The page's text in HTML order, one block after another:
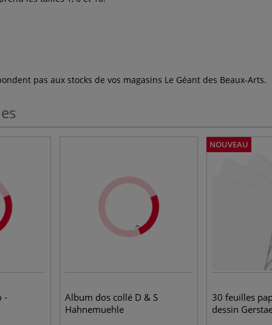
pas aux stocks de vos magasins Le Géant des Beaux-Arts.
-
Album dos collé D & S
Hahnemuehle
NOUVEAU
30 feuilles
dessin